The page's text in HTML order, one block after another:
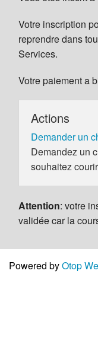
Votre inscription
reprendre dans
Services.
Votre paiement a
Actions
Demander un
Demandez un
souhaitez
Attention: votre
validée car la
Powered byOtop